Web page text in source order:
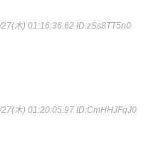
27(木) 01:16:36.62 ID:zSs8TT5n0
27(木) 01:20:05.97 ID:CmHHJFqJ0